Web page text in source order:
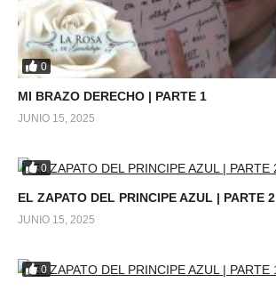
0
MI BRAZO DERECHO | PARTE 1
JUNIO 15, 2025
0
EL ZAPATO DEL PRINCIPE AZUL | PARTE 2
JUNIO 15, 2025
0